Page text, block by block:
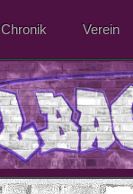
Chronik Verein